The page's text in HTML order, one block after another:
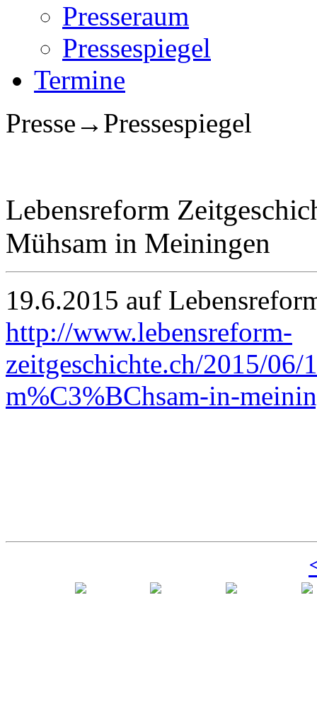
Presseraum
Pressespiegel
Termine
Presse→Pressespiegel
Lebensreform
Mühsam in Meiningen
19.6.2015 auf
http://www.lebensreform-
zeitgeschichte.ch/2015/
m%C3%BChsam-in-